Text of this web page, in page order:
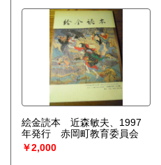
絵金読本 近森敏夫、1997
年発行 赤岡町教育委員会
￥2,000